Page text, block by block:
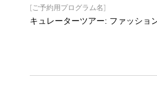
[ご予約用プログラム名]
キュレーターツアー: ファッショ